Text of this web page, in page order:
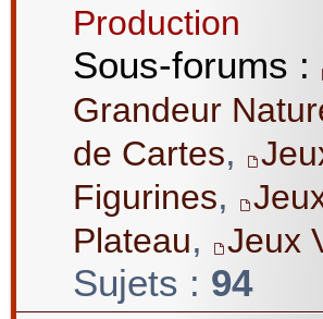
Production
Sous-forums :
Grandeur
de Cartes,
Figurines,
Plateau, Jeux
Sujets : 94